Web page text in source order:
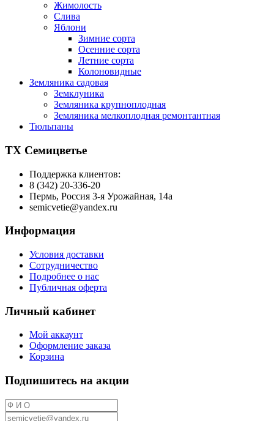
Жимолость
Слива
Яблони
Зимние сорта
Осенние сорта
Летние сорта
Колоновидные
Земляника садовая
Земклуника
Земляника крупноплодная
Земляника мелкоплодная ремонтантная
Тюльпаны
ТХ Семицветье
Поддержка клиентов:
8 (342) 20-336-20
Пермь, Россия 3-я Урожайная, 14а
semicvetie@yandex.ru
Информация
Условия доставки
Сотрудничество
Подробнее о нас
Публичная оферта
Личный кабинет
Мой аккаунт
Оформление заказа
Корзина
Подпишитесь на акции